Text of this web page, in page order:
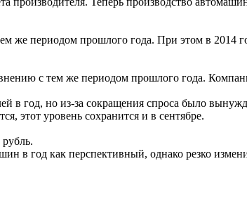
же периодом прошлого года. При этом в 2014
с тем же периодом прошлого года.
в год, но из-за сокращения спроса было
этот уровень сохранится и в сентябре.
в год как перспективный, однако резко